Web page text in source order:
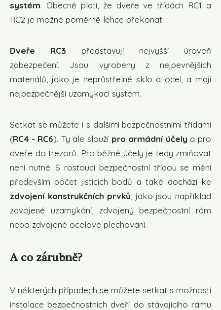
systém. Obecně platí, že dveře ve třídách RC1 a
RC2 je možné poměrně lehce překonat.
Dveře RC3 představují nejvyšší úroveň
zabezpečení. Jsou vyrobeny z nejpevnějších
materiálů, jako je neprůstřelné sklo a ocel, a mají
nejbezpečnější uzamykací systém.
Setkat se můžete i s dalšími bezpečnostními třídami
(RC4 - RC6). Ty ale slouží pro armádní účely a pro
dveře do trezorů. Pro běžné účely je tedy zmiňovat
není nutné. S rostoucí bezpečnostní třídou se mění
především počet jistících bodů a také dochází ke
zdvojení konstrukčních prvků , jako jsou například
zdvojené uzamykání, zdvojený bezpečnostní rám
nebo zdvojené ocelové plechování.
A co zárubně?
V některých případech se můžete setkat s možností
instalace bezpečnostních dveří do stávajícího rámu